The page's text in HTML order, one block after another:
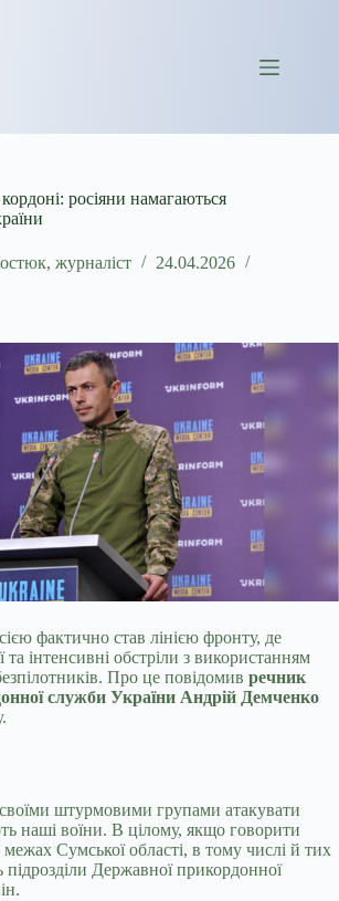
росіяни намагаються
журналіст
24.04.2026
фактично став лінією фронту, де
та інтенсивні обстріли з використанням
безпілотників. Про це повідомив речник
служби України Андрій Демченко
штурмовими групами атакувати
наші воїни. В цілому, якщо говорити
Сумської області, в тому числі й тих
підрозділи Державної прикордонної